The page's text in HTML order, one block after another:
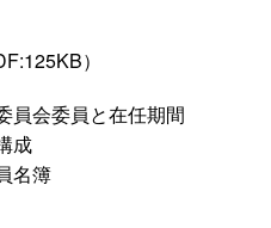
）
員会委員と在任期間
成
名簿